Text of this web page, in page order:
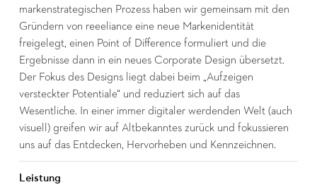
markenstrategischen Prozess haben wir gemeinsam mit den
Gründern von reeeliance eine neue Markenidentität
freigelegt, einen Point of Difference formuliert und die
Ergebnisse dann in ein neues Corporate Design übersetzt.
Der Fokus des Designs liegt dabei beim „Aufzeigen
versteckter Potentiale“ und reduziert sich auf das
Wesentliche. In einer immer digitaler werdenden Welt (auch
visuell) greifen wir auf Altbekanntes zurück und fokussieren
uns auf das Entdecken, Hervorheben und Kennzeichnen.
Leistung